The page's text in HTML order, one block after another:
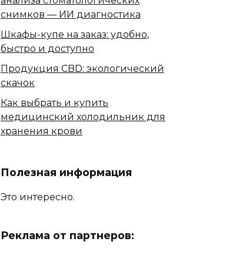
снимков — ИИ диагностика
Шкафы-купе на заказ: удобно,
быстро и доступно
Продукция CBD: экологический
скачок
Как выбрать и купить
медицинский холодильник для
хранения крови
Полезная информация
Это интересно.
Реклама от партнеров: